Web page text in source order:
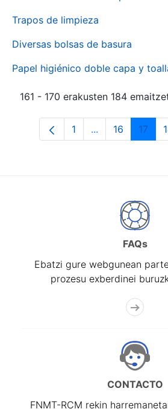
Trapos de limpieza
Diversas bolsas de basura
Papel higiénico doble capa y
161 - 170 erakusten 184
Orrialdea
1 ...Intermediate
Orrialdea
16 17
FAQs
Ebatzi gure webgunean
prozesu exberdinei
CONTACTO
FNMT-RCM rekin